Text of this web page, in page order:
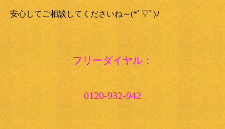
安心してご相談してくださいね～(*ﾟ▽ﾟ)ﾉ
フリーダイヤル：
0120-932-942